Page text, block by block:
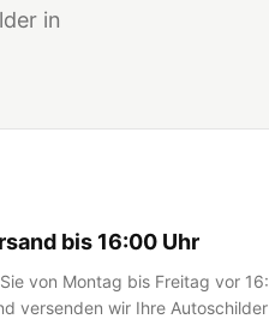
in
bis 16:00 Uhr
von Montag bis Freitag vor
versenden wir Ihre